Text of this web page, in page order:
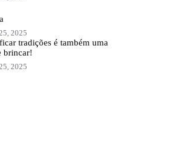
2025
tradições é também uma
brincar!
2025